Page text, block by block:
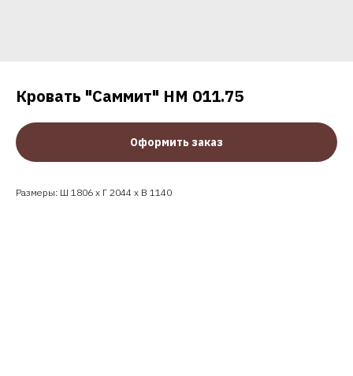
Кровать "Саммит" НМ 011.75
Оформить заказ
Размеры: Ш 1806 x Г 2044 x В 1140